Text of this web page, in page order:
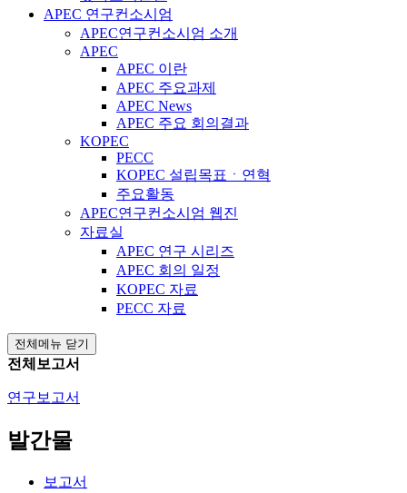
APEC 연구컨소시엄
APEC연구컨소시엄 소개
APEC
APEC 이란
APEC 주요과제
APEC News
APEC 주요 회의결과
KOPEC
PECC
KOPEC 설립목표ㆍ연혁
주요활동
APEC연구컨소시엄 웹진
자료실
APEC 연구 시리즈
APEC 회의 일정
KOPEC 자료
PECC 자료
전체메뉴 닫기
전체보고서
연구보고서
발간물
보고서